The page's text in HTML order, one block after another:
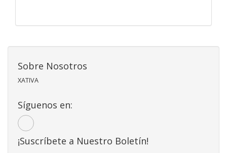
Sobre Nosotros
XATIVA
Síguenos en:
¡Suscríbete a Nuestro Boletín!